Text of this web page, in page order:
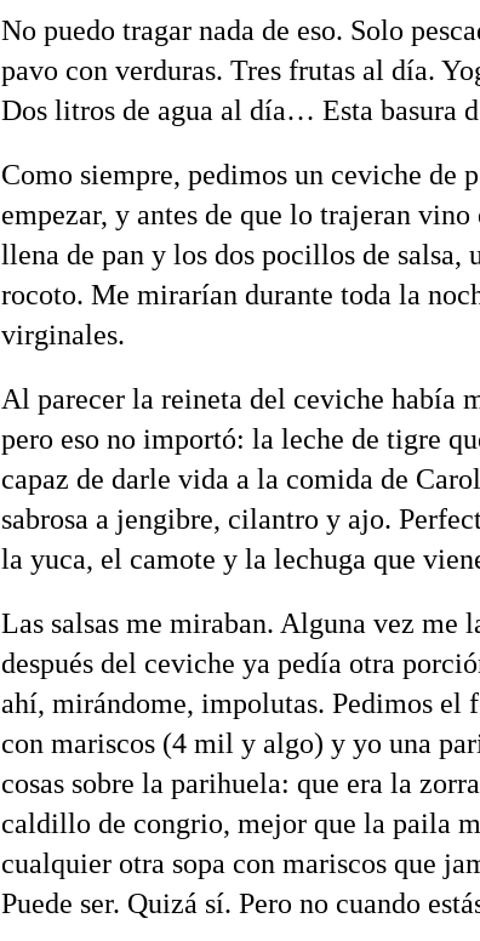
No puedo tragar nada de eso. Solo
pavo con verduras. Tres frutas al día.
Dos litros de agua al día… Esta basura
Como siempre, pedimos un ceviche de
empezar, y antes de que lo trajeran
llena de pan y los dos pocillos de salsa,
rocoto. Me mirarían durante toda la
virginales.
Al parecer la reineta del ceviche había
pero eso no importó: la leche de tigre
capaz de darle vida a la comida de
sabrosa a jengibre, cilantro y ajo.
la yuca, el camote y la lechuga que
Las salsas me miraban. Alguna vez me
después del ceviche ya pedía otra
ahí, mirándome, impolutas. Pedimos el
con mariscos (4 mil y algo) y yo una
cosas sobre la parihuela: que era la
caldillo de congrio, mejor que la paila
cualquier otra sopa con mariscos que
Puede ser. Quizá sí. Pero no cuando